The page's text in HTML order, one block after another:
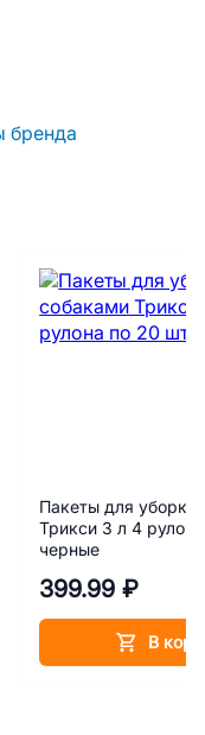
бренда
Пакеты для уборки
Трикси 3 л 4
черные
399.99 ₽
В